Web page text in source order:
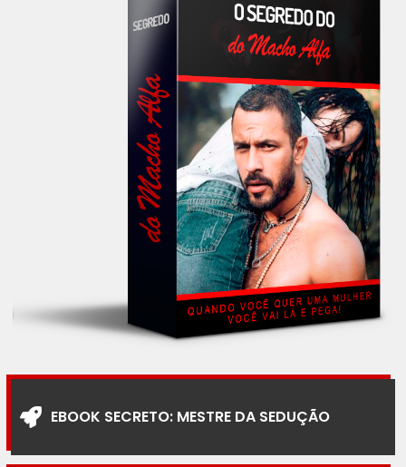
EBOOK SECRETO: MESTRE DA SEDUÇÃO